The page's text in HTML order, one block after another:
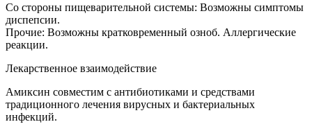
Со стороны пищеварительной системы: Возможны симптомы
диспепсии.
Прочие: Возможны кратковременный озноб. Аллергические
реакции.
Лекарственное взаимодействие
Амиксин совместим с антибиотиками и средствами
традиционного лечения вирусных и бактериальных
инфекций.